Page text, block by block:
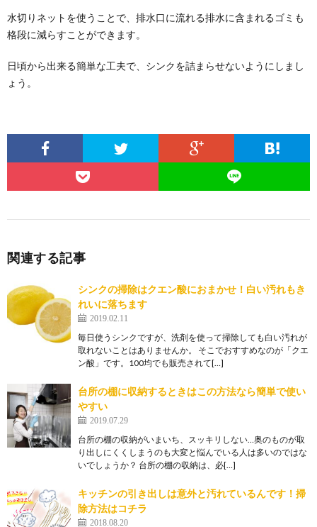
水切りネットを使うことで、排水口に流れる排水に含まれるゴミも
格段に減らすことができます。
日頃から出来る簡単な工夫で、シンクを詰まらせないようにしまし
ょう。
関連する記事
シンクの掃除はクエン酸におまかせ！白い汚れもき
れいに落ちます
2019.02.11
毎日使うシンクですが、洗剤を使って掃除しても白い汚れが
取れないことはありませんか。 そこでおすすめなのが「クエ
ン酸」です。100均でも販売されて[…]
台所の棚に収納するときはこの方法なら簡単で使い
やすい
2019.07.29
台所の棚の収納がいまいち、スッキリしない…奥のものが取
り出しにくくしまうのも大変と悩んでいる人は多いのではな
いでしょうか？ 台所の棚の収納は、必[…]
キッチンの引き出しは意外と汚れているんです！掃
除方法はコチラ
2018.08.20